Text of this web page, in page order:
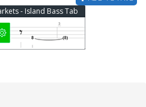
- Island Bass Tab